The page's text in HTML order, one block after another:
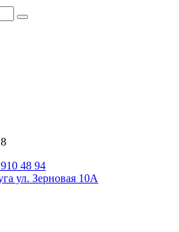
48 94
ул. Зерновая 10А